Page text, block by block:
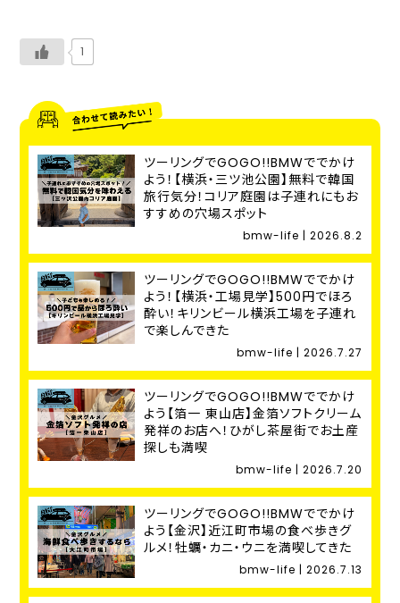
1
ツーリングでGOGO!!BMWででかけ
よう！【横浜・三ツ池公園】無料で韓国
旅行気分！コリア庭園は子連れにもお
すすめの穴場スポット
bmw-life | 2026.8.2
ツーリングでGOGO!!BMWででかけ
よう！【横浜・工場見学】500円でほろ
酔い！キリンビール横浜工場を子連れ
で楽しんできた
bmw-life | 2026.7.27
ツーリングでGOGO!!BMWででかけ
よう【箔一 東山店】金箔ソフトクリーム
発祥のお店へ！ひがし茶屋街でお土産
探しも満喫
bmw-life | 2026.7.20
ツーリングでGOGO!!BMWででかけ
よう【金沢】近江町市場の食べ歩きグ
ルメ！牡蠣・カニ・ウニを満喫してきた
bmw-life | 2026.7.13